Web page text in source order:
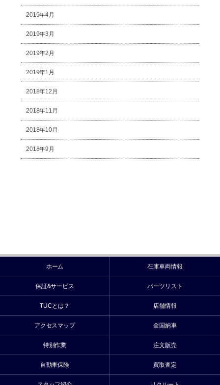
2019年4月
2019年3月
2019年2月
2019年1月
2018年12月
2018年11月
2018年10月
2018年9月
ホーム 在庫車両情報
保証&サービス パーツリスト
TUCとは？ 店舗情報
アクセスマップ 全国納車
特別作業 注文販売
自動車保険 買取査定